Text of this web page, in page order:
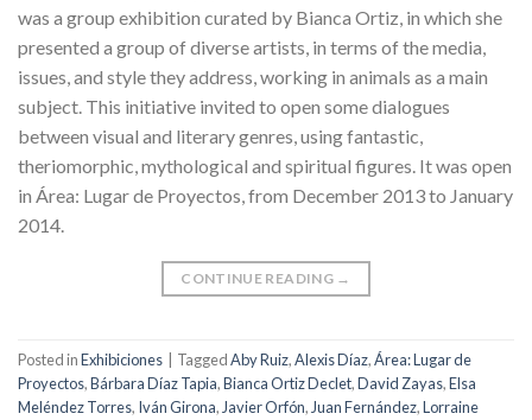
was a group exhibition curated by Bianca Ortiz, in which she
presented a group of diverse artists, in terms of the media,
issues, and style they address, working in animals as a main
subject. This initiative invited to open some dialogues
between visual and literary genres, using fantastic,
theriomorphic, mythological and spiritual figures. It was open
in Área: Lugar de Proyectos, from December 2013 to January
2014.
CONTINUE READING →
Posted inExhibiciones TaggedAby Ruiz,Alexis Díaz,Área: Lugar de
Proyectos,Bárbara Díaz Tapia,Bianca Ortiz Declet,David Zayas,Elsa
Meléndez Torres, Iván Girona,Javier Orfón,Juan Fernández,Lorraine